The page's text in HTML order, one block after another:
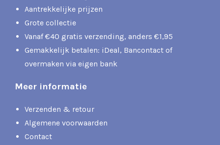
Aantrekkelijke prijzen
Grote collectie
Vanaf €40 gratis verzending, anders €1,95
Gemakkelijk betalen: iDeal, Bancontact of
overmaken via eigen bank
Meer informatie
Verzenden & retour
Algemene voorwaarden
Contact